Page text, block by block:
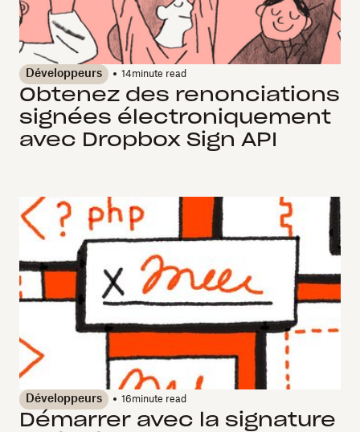
Développeurs 14minute read
Obtenez des renonciations
signées électroniquement
avec Dropbox Sign API
Développeurs 16minute read
Démarrer avec la signature